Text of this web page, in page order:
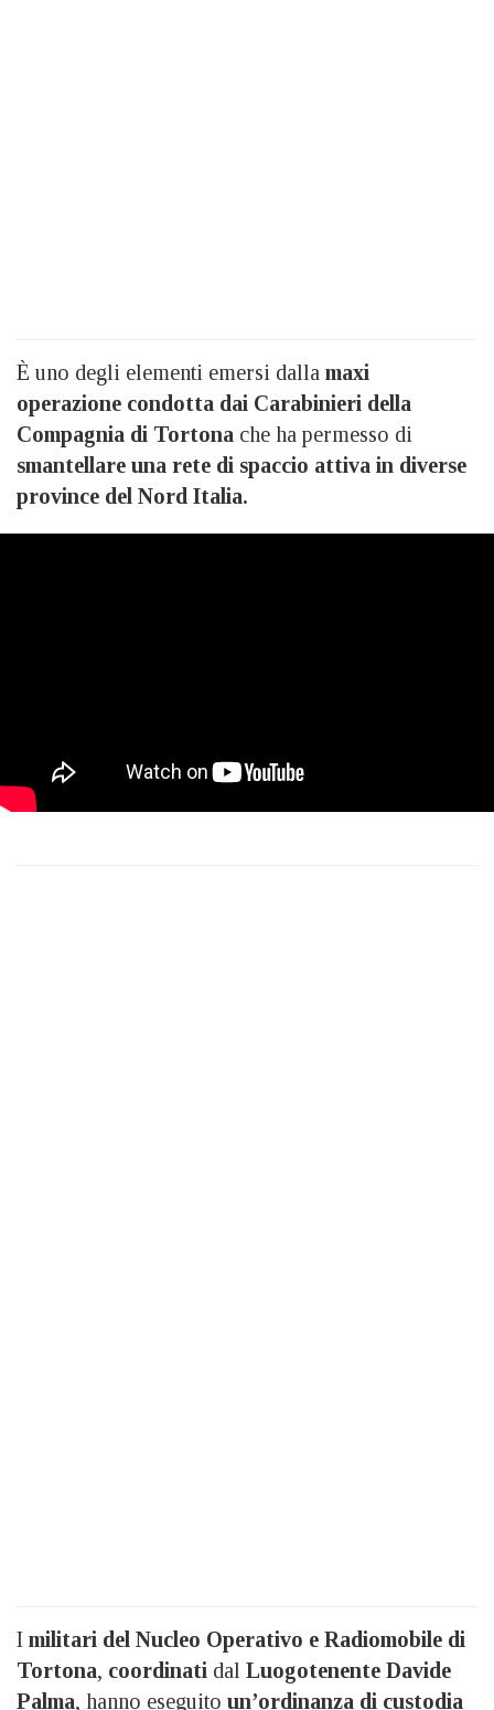
È uno degli elementi emersi dalla maxi
operazione condotta dai Carabinieri della
Compagnia di Tortona che ha permesso di
smantellare una rete di spaccio attiva in diverse
province del Nord Italia.
I militari del Nucleo Operativo e Radiomobile di
Tortona, coordinati dal Luogotenente Davide
Palma, hanno eseguito un’ordinanza di custodia